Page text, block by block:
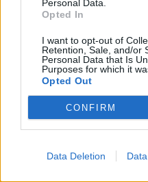
Personal Data.
Opted In
I want to opt-out of
Retention, Sale, and/or
Personal Data that Is
Purposes for which it
Opted Out
CONFIRM
Data Deletion
Télécharger légalement
Trouver des vinyles et
Trouver un instrument
meilleur prix sur
Commentaires